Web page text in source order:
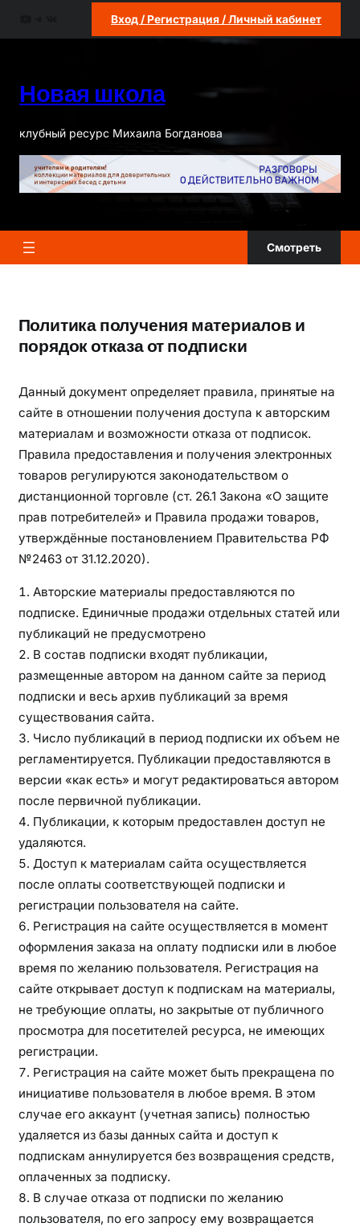
Вход / Регистрация / Личный кабинет
Новая школа
клубный ресурс Михаила Богданова
Смотреть
Политика получения материалов и
порядок отказа от подписки
Данный документ определяет правила, принятые на
сайте в отношении получения доступа к авторским
материалам и возможности отказа от подписок.
Правила предоставления и получения электронных
товаров регулируются законодательством о
дистанционной торговле (ст. 26.1 Закона «О защите
прав потребителей» и Правила продажи товаров,
утверждённые постановлением Правительства РФ
№2463 от 31.12.2020).
Авторские материалы предоставляются по
подписке. Единичные продажи отдельных статей или
публикаций не предусмотрено
В состав подписки входят публикации,
размещенные автором на данном сайте за период
подписки и весь архив публикаций за время
существования сайта.
Число публикаций в период подписки их объем не
регламентируется. Публикации предоставляются в
версии «как есть» и могут редактироваться автором
после первичной публикации.
Публикации, к которым предоставлен доступ не
удаляются.
Доступ к материалам сайта осуществляется
после оплаты соответствующей подписки и
регистрации пользователя на сайте.
Регистрация на сайте осуществляется в момент
оформления заказа на оплату подписки или в любое
время по желанию пользователя. Регистрация на
сайте открывает доступ к подпискам на материалы,
не требующие оплаты, но закрытые от публичного
просмотра для посетителей ресурса, не имеющих
регистрации.
Регистрация на сайте может быть прекращена по
инициативе пользователя в любое время. В этом
случае его аккаунт (учетная запись) полностью
удаляется из базы данных сайта и доступ к
подпискам аннулируется без возвращения средств,
оплаченных за подписку.
В случае отказа от подписки по желанию
пользователя, по его запросу ему возвращается